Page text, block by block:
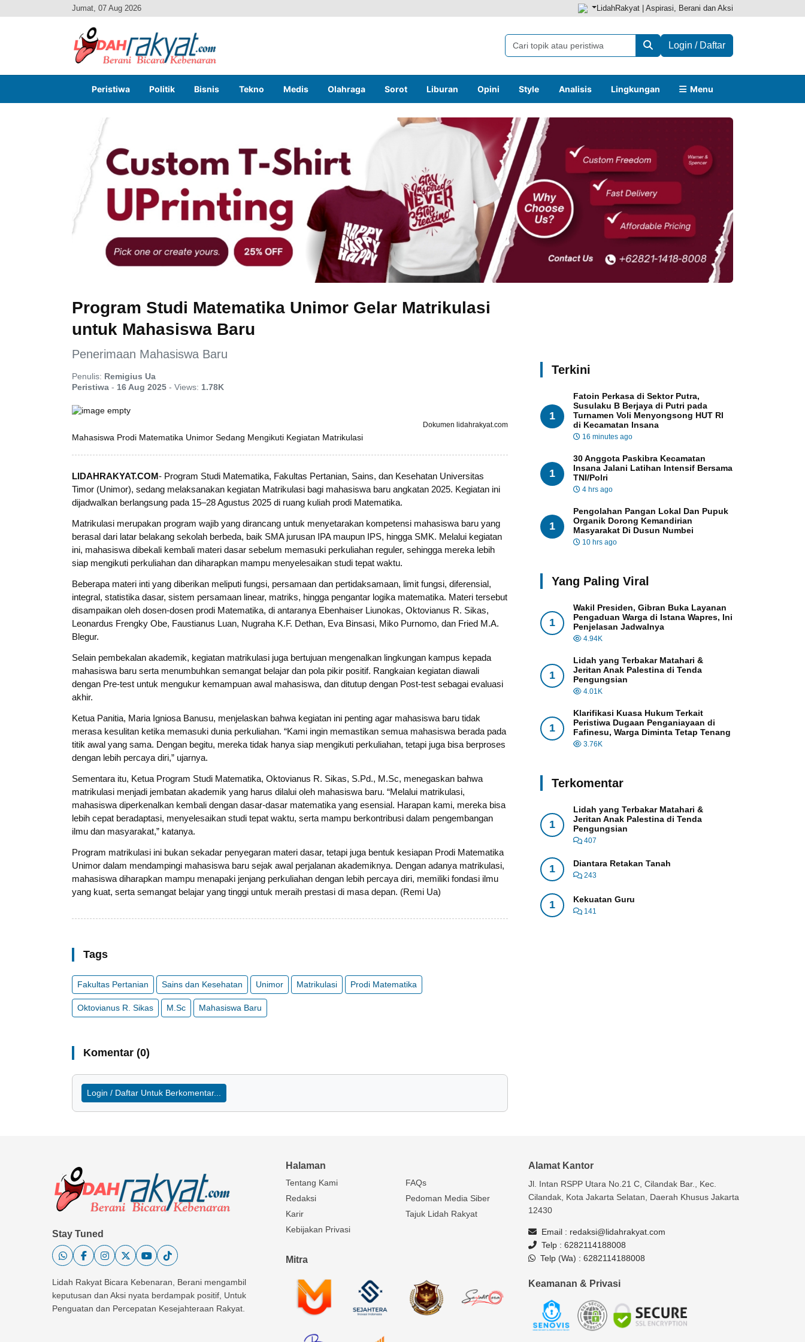
Jumat, 07 Aug 2026 LidahRakyat | Aspirasi, Berani dan Aksi
Login / Daftar
Peristiwa Politik Bisnis Tekno Medis Olahraga Sorot Liburan Opini Style Analisis Lingkungan Menu
Program Studi Matematika Unimor Gelar Matrikulasi
untuk Mahasiswa Baru
Penerimaan Mahasiswa Baru
Penulis: Remigius Ua
Peristiwa - 16 Aug 2025 - Views: 1.78K
Dokumen lidahrakyat.com
Mahasiswa Prodi Matematika Unimor Sedang Mengikuti Kegiatan Matrikulasi
LIDAHRAKYAT.COM- Program Studi Matematika, Fakultas Pertanian, Sains, dan Kesehatan Universitas
Timor (Unimor), sedang melaksanakan kegiatan Matrikulasi bagi mahasiswa baru angkatan 2025. Kegiatan ini
dijadwalkan berlangsung pada 15–28 Agustus 2025 di ruang kuliah prodi Matematika.
Matrikulasi merupakan program wajib yang dirancang untuk menyetarakan kompetensi mahasiswa baru yang
berasal dari latar belakang sekolah berbeda, baik SMA jurusan IPA maupun IPS, hingga SMK. Melalui kegiatan
ini, mahasiswa dibekali kembali materi dasar sebelum memasuki perkuliahan reguler, sehingga mereka lebih
siap mengikuti perkuliahan dan diharapkan mampu menyelesaikan studi tepat waktu.
Beberapa materi inti yang diberikan meliputi fungsi, persamaan dan pertidaksamaan, limit fungsi, diferensial,
integral, statistika dasar, sistem persamaan linear, matriks, hingga pengantar logika matematika. Materi tersebut
disampaikan oleh dosen-dosen prodi Matematika, di antaranya Ebenhaiser Liunokas, Oktovianus R. Sikas,
Leonardus Frengky Obe, Faustianus Luan, Nugraha K.F. Dethan, Eva Binsasi, Miko Purnomo, dan Fried M.A.
Blegur.
Selain pembekalan akademik, kegiatan matrikulasi juga bertujuan mengenalkan lingkungan kampus kepada
mahasiswa baru serta menumbuhkan semangat belajar dan pola pikir positif. Rangkaian kegiatan diawali
dengan Pre-test untuk mengukur kemampuan awal mahasiswa, dan ditutup dengan Post-test sebagai evaluasi
akhir.
Ketua Panitia, Maria Igniosa Banusu, menjelaskan bahwa kegiatan ini penting agar mahasiswa baru tidak
merasa kesulitan ketika memasuki dunia perkuliahan. “Kami ingin memastikan semua mahasiswa berada pada
titik awal yang sama. Dengan begitu, mereka tidak hanya siap mengikuti perkuliahan, tetapi juga bisa berproses
dengan lebih percaya diri,” ujarnya.
Sementara itu, Ketua Program Studi Matematika, Oktovianus R. Sikas, S.Pd., M.Sc, menegaskan bahwa
matrikulasi menjadi jembatan akademik yang harus dilalui oleh mahasiswa baru. “Melalui matrikulasi,
mahasiswa diperkenalkan kembali dengan dasar-dasar matematika yang esensial. Harapan kami, mereka bisa
lebih cepat beradaptasi, menyelesaikan studi tepat waktu, serta mampu berkontribusi dalam pengembangan
ilmu dan masyarakat,” katanya.
Program matrikulasi ini bukan sekadar penyegaran materi dasar, tetapi juga bentuk kesiapan Prodi Matematika
Unimor dalam mendampingi mahasiswa baru sejak awal perjalanan akademiknya. Dengan adanya matrikulasi,
mahasiswa diharapkan mampu menapaki jenjang perkuliahan dengan lebih percaya diri, memiliki fondasi ilmu
yang kuat, serta semangat belajar yang tinggi untuk meraih prestasi di masa depan. (Remi Ua)
Tags
Fakultas Pertanian Sains dan Kesehatan Unimor Matrikulasi Prodi Matematika
Oktovianus R. Sikas M.Sc Mahasiswa Baru
Komentar (0)
Login / Daftar Untuk Berkomentar...
Terkini
1
Fatoin Perkasa di Sektor Putra,
Susulaku B Berjaya di Putri pada
Turnamen Voli Menyongsong HUT RI
di Kecamatan Insana
16 minutes ago
1
30 Anggota Paskibra Kecamatan
Insana Jalani Latihan Intensif Bersama
TNI/Polri
4 hrs ago
1
Pengolahan Pangan Lokal Dan Pupuk
Organik Dorong Kemandirian
Masyarakat Di Dusun Numbei
10 hrs ago
Yang Paling Viral
1
Wakil Presiden, Gibran Buka Layanan
Pengaduan Warga di Istana Wapres, Ini
Penjelasan Jadwalnya
4.94K
1
Lidah yang Terbakar Matahari &
Jeritan Anak Palestina di Tenda
Pengungsian
4.01K
1
Klarifikasi Kuasa Hukum Terkait
Peristiwa Dugaan Penganiayaan di
Fafinesu, Warga Diminta Tetap Tenang
3.76K
Terkomentar
1
Lidah yang Terbakar Matahari &
Jeritan Anak Palestina di Tenda
Pengungsian
407
1 Diantara Retakan Tanah
243
1 Kekuatan Guru
141
Stay Tuned
Lidah Rakyat Bicara Kebenaran, Berani mengambil
keputusan dan Aksi nyata berdampak positif, Untuk
Penguatan dan Percepatan Kesejahteraan Rakyat.
Halaman
Tentang Kami
Redaksi
Karir
Kebijakan Privasi
FAQs
Pedoman Media Siber
Tajuk Lidah Rakyat
Mitra
Alamat Kantor
Jl. Intan RSPP Utara No.21 C, Cilandak Bar., Kec.
Cilandak, Kota Jakarta Selatan, Daerah Khusus Jakarta
12430
Email : redaksi@lidahrakyat.com
Telp : 6282114188008
Telp (Wa) : 6282114188008
Keamanan & Privasi